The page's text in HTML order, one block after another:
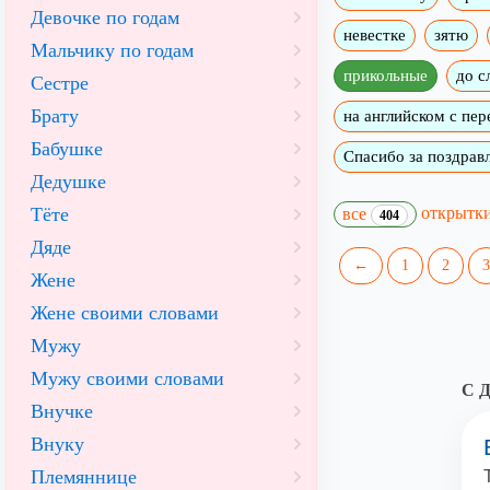
невестке зятю
прикольные до
на английском с
Спасибо за
все 404
← 1 2 3
С
Девочке по годам
Мальчику по годам
Сестре
Брату
Бабушке
Дедушке
Тёте
Дяде
Жене
Жене своими словами
Мужу
Мужу своими словами
Внучке
Внуку
Племяннице